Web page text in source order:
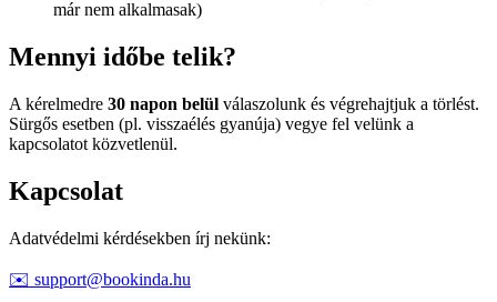
már nem alkalmasak)
Mennyi időbe telik?
A kérelmedre 30 napon belül válaszolunk és végrehajtjuk a törlést.
Sürgős esetben (pl. visszaélés gyanúja) vegye fel velünk a
kapcsolatot közvetlenül.
Kapcsolat
Adatvédelmi kérdésekben írj nekünk:
✉️ support@bookinda.hu